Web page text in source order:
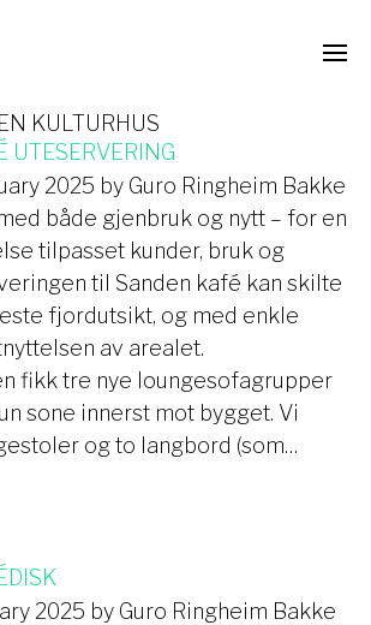
KULTURHUS
UTESERVERING
2025 by Guro Ringheim Bakke
både gjenbruk og nytt – for en
tilpasset kunder, bruk og
til Sanden kafé kan skilte
fjordutsikt, og med enkle
av arealet.
fikk tre nye loungesofagrupper
sone innerst mot bygget. Vi
og to langbord (som…
2025 by Guro Ringheim Bakke